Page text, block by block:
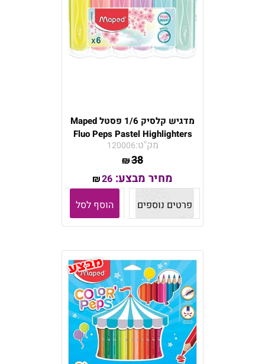
מדגיש קלסיק 1/6 פסטל Maped
Fluo Peps Pastel Highlighters
מק"ט:120006
₪38
מחיר מבצע: ₪26
פרטים נוספים
הוסף לסל